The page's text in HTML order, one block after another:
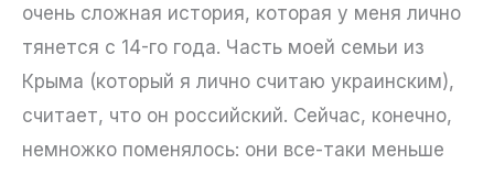
очень сложная история, которая у меня лично
тянется с 14-го года. Часть моей семьи из
Крыма (который я лично считаю украинским),
считает, что он российский. Сейчас, конечно,
немножко поменялось: они все-таки меньше